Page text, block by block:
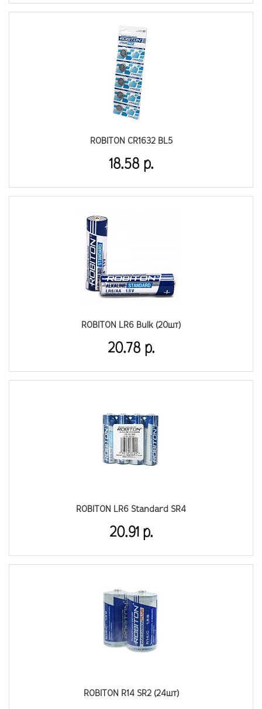
ROBITON CR1632 BL5
18.58 р.
ROBITON LR6 Bulk (20шт)
20.78 р.
ROBITON LR6 Standard SR4
20.91 р.
ROBITON R14 SR2 (24шт)